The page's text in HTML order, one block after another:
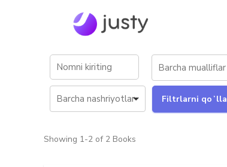
Showing 1-2 of 2 Books